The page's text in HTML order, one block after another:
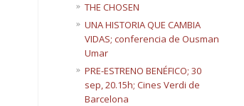
THE CHOSEN
UNA HISTORIA QUE CAMBIA
VIDAS; conferencia de Ousman
Umar
PRE-ESTRENO BENÉFICO; 30
sep, 20.15h; Cines Verdi de
Barcelona